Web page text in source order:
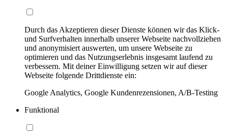
Durch das Akzeptieren dieser Dienste können wir das Klick-
und Surfverhalten innerhalb unserer Webseite nachvollziehen
und anonymisiert auswerten, um unsere Webseite zu
optimieren und das Nutzungserlebnis insgesamt laufend zu
verbessern. Mit deiner Einwilligung setzen wir auf dieser
Webseite folgende Drittdienste ein:
Google Analytics, Google Kundenrezensionen, A/B-Testing
Funktional